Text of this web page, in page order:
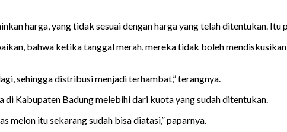
harga, yang tidak sesuai dengan harga yang telah ditentukan. Itu
bahwa ketika tanggal merah, mereka tidak boleh
sehingga distribusi menjadi terhambat,” terangnya.
Kabupaten Badung melebihi dari kuota yang sudah ditentukan.
melon itu sekarang sudah bisa diatasi,” paparnya.